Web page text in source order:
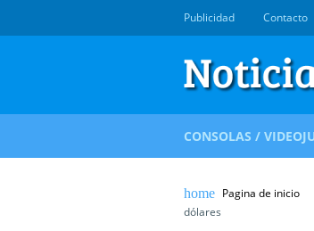
Publicidad Contacto
CONSOLAS /
Pagina de inicio
dólares